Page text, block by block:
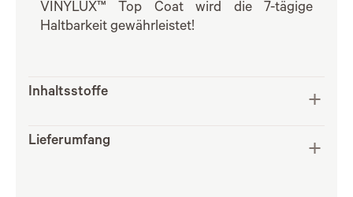
VINYLUX™ Top Coat wird die 7-tägige
Haltbarkeit gewährleistet!
Inhaltsstoffe
Lieferumfang